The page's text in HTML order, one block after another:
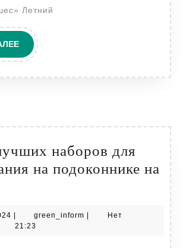
Летний
ЧИТАТЬ
ДАЛЕЕ
наборов для
на подоконнике на
26
марта
green_inform green_inform
Нет
21:23